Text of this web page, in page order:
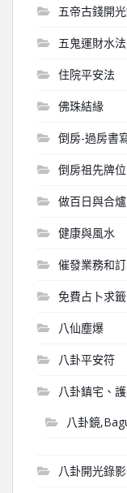
五帝古錢開
五鬼運財水法
住院平安法
佛珠結緣
倒房-過房書
倒房祖先牌位
做百日與合爐
健康與風水
催發業務和
免費占卜求籤
八仙塵爆
八卦平安符
八卦鎮宅、
八卦鏡
八卦開光錄